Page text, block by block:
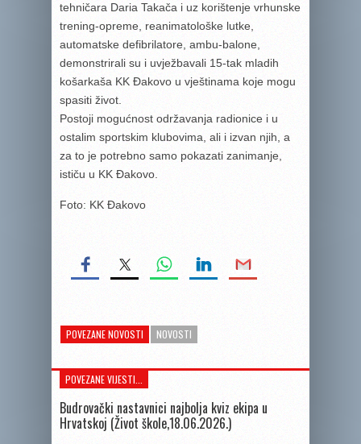
tehničara Daria Takača i uz korištenje vrhunske
trening-opreme, reanimatološke lutke,
automatske defibrilatore, ambu-balone,
demonstrirali su i uvježbavali 15-tak mladih
košarkaša KK Đakovo u vještinama koje mogu
spasiti život.
Postoji mogućnost održavanja radionice i u
ostalim sportskim klubovima, ali i izvan njih, a
za to je potrebno samo pokazati zanimanje,
ističu u KK Đakovo.
Foto: KK Đakovo
POVEZANE NOVOSTI NOVOSTI
POVEZANE VIJESTI...
Budrovački nastavnici najbolja kviz ekipa u
Hrvatskoj (Život škole,18.06.2026.)